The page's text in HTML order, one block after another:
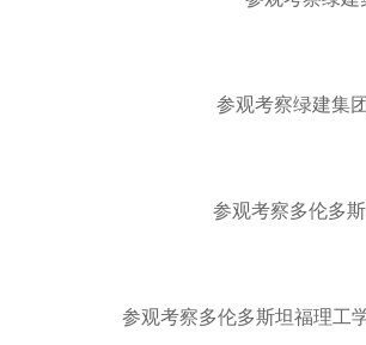
参观考察绿建集团
参观考察多伦多斯坦福
参观考察多伦多斯坦福理工